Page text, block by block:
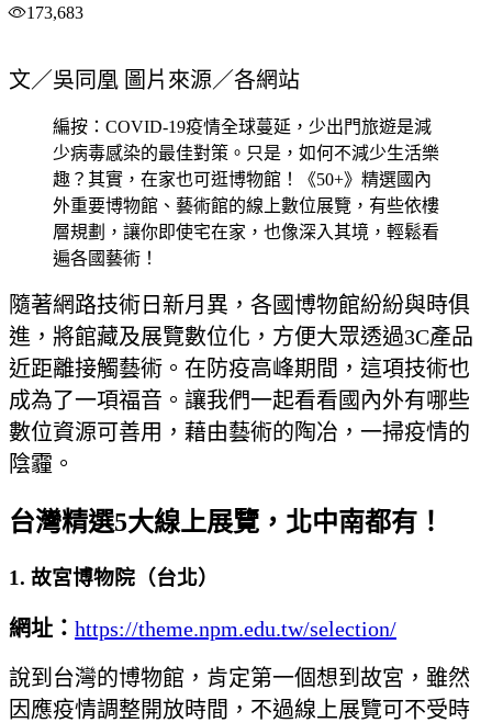
173,683
文／吳同凰 圖片來源／各網站
編按：COVID-19疫情全球蔓延，少出門旅遊是減
少病毒感染的最佳對策。只是，如何不減少生活樂
趣？其實，在家也可逛博物館！《50+》精選國內
外重要博物館、藝術館的線上數位展覽，有些依樓
層規劃，讓你即使宅在家，也像深入其境，輕鬆看
遍各國藝術！
隨著網路技術日新月異，各國博物館紛紛與時俱
進，將館藏及展覽數位化，方便大眾透過3C產品
近距離接觸藝術。在防疫高峰期間，這項技術也
成為了一項福音。讓我們一起看看國內外有哪些
數位資源可善用，藉由藝術的陶冶，一掃疫情的
陰霾。
台灣精選5大線上展覽，北中南都有！
1. 故宮博物院（台北）
網址： https://theme.npm.edu.tw/selection/
說到台灣的博物館，肯定第一個想到故宮，雖然
因應疫情調整開放時間，不過線上展覽可不受時